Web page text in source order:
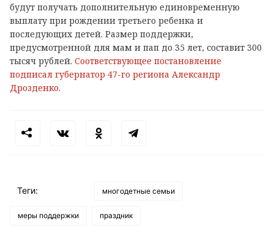
будут получать дополнительную единовременную
выплату при рождении третьего ребенка и
последующих детей. Размер поддержки,
предусмотренной для мам и пап до 35 лет, составит 300
тысяч рублей. Соответствующее постановление
подписал губернатор 47-го региона Александр
Дрозденко.
Теги: многодетные семьи
меры поддержки праздник